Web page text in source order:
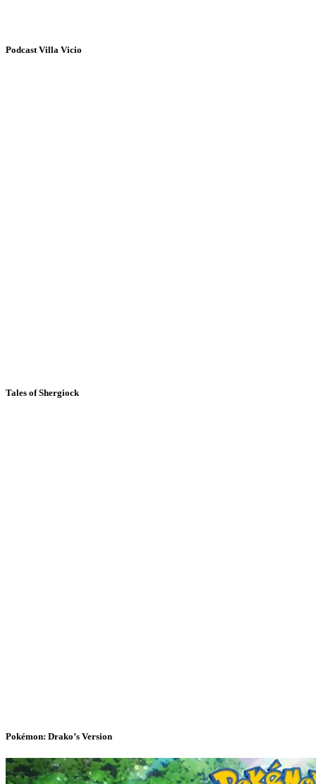
Podcast Villa Vicio
Tales of Shergiock
Pokémon: Drako’s Version